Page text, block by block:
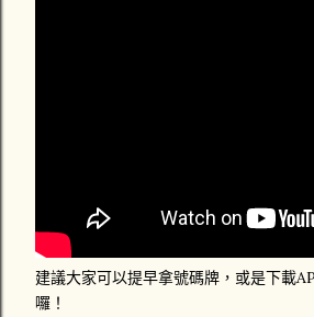
建議大家可以提早拿號碼牌，或是下載
囉！